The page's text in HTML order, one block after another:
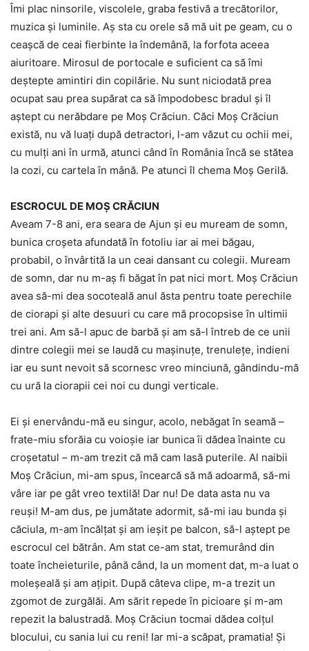
Îmi plac ninsorile, viscolele, graba festivă a trecătorilor,
muzica și luminile. Aș sta cu orele să mă uit pe geam, cu o
ceașcă de ceai fierbinte la îndemână, la forfota aceea
aiuritoare. Mirosul de portocale e suficient ca să îmi
deștepte amintiri din copilărie. Nu sunt niciodată prea
ocupat sau prea supărat ca să împodobesc bradul și îl
aștept cu nerăbdare pe Moș Crăciun. Căci Moș Crăciun
există, nu vă luați după detractori, l-am văzut cu ochii mei,
cu mulți ani în urmă, atunci când în România încă se stătea
la cozi, cu cartela în mână. Pe atunci îl chema Moș Gerilă.
ESCROCUL DE MOȘ CRĂCIUN
Aveam 7-8 ani, era seara de Ajun și eu muream de somn,
bunica croșeta afundată în fotoliu iar ai mei băgau,
probabil, o învârtită la un ceai dansant cu colegii. Muream
de somn, dar nu m-aș fi băgat în pat nici mort. Moş Crăciun
avea să-mi dea socoteală anul ăsta pentru toate perechile
de ciorapi și alte desuuri cu care mă procopsise în ultimii
trei ani. Am să-l apuc de barbă și am să-l întreb de ce unii
dintre colegii mei se laudă cu mașinuțe, trenulețe, indieni
iar eu sunt nevoit să scornesc vreo minciună, gândindu-mă
cu ură la ciorapii cei noi cu dungi verticale.
Ei și enervându-mă eu singur, acolo, nebăgat în seamă –
frate-miu sforăia cu voioșie iar bunica îi dădea înainte cu
croșetatul – m-am trezit că mă cam lasă puterile. Al naibii
Moș Crăciun, mi-am spus, încearcă să mă adoarmă, să-mi
vâre iar pe gât vreo textilă! Dar nu! De data asta nu va
reuşi! M-am dus, pe jumătate adormit, să-mi iau bunda și
căciula, m-am încălţat și am ieşit pe balcon, să-l aştept pe
escrocul cel bătrân. Am stat ce-am stat, tremurând din
toate încheieturile, până când, la un moment dat, m-a luat o
moleşeală și am aţipit. După câteva clipe, m-a trezit un
zgomot de zurgălăi. Am sărit repede în picioare și m-am
repezit la balustradă. Moș Crăciun tocmai dădea colţul
blocului, cu sania lui cu reni! Iar mi-a scăpat, pramatia! Și